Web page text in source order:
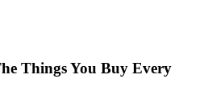
Things You Buy Every